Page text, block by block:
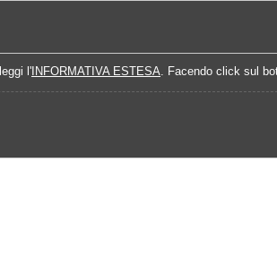
l' INFORMATIVA ESTESA. Facendo click sul
2016 Calendario